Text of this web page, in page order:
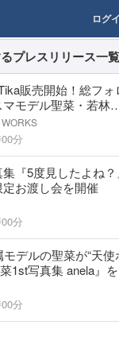
ログ
るプレスリリース一覧
販売開始！総フォ
モデル聖菜・若林
「遊び心×色気」コ
分
『5度見したよね？
お渡し会を開催
分
デルの聖菜が“天使
1st写真集 anela』を
！
分